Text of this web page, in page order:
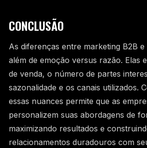
CONCLUSÃO
As diferenças entre marketing B2B e
além de emoção versus razão. Elas
de venda, o número de partes
sazonalidade e os canais utilizados.
essas nuances permite que as
personalizem suas abordagens de
maximizando resultados e
relacionamentos duradouros com